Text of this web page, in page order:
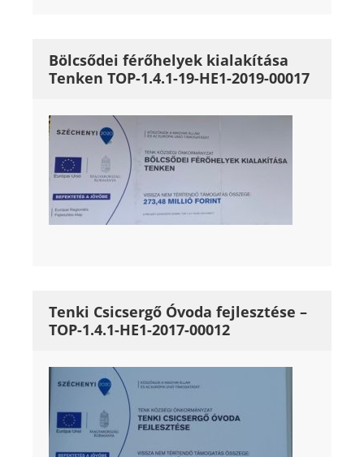
Bölcsődei férőhelyek kialakítása
Tenken TOP-1.4.1-19-HE1-2019-00017
Tenki Csicsergő Óvoda fejlesztése –
TOP-1.4.1-HE1-2017-00012